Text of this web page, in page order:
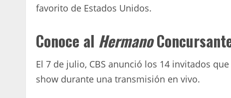
favorito de Estados Unidos.
Conoce al Hermano
El 7 de julio, CBS anunció los 14 invitados
show durante una transmisión en vivo.